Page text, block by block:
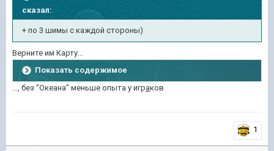
сказал:
+ по 3 шимы с каждой стороны)
Верните им Карту...
Показать содержимое
..., без ‘’Океана’’ меньше опыта у играков
1